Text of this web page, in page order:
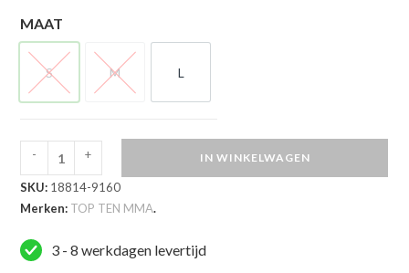
MAAT
S
S
M
M
L
L
TEN
MMA
Dames
MMA
- + IN WINKELWAGEN
SKU: 18814-9160
Merken: TOP TEN MMA.
3 - 8 werkdagen levertijd